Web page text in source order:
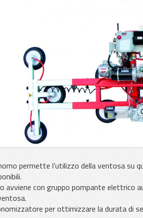
permette l’utilizzo della ventosa su
avviene con gruppo pompante
per ottimizzare la durata di